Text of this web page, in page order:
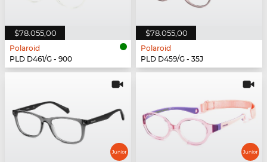
$78.055,00
Polaroid
PLD D461/G - 900
$78.055,00
Polaroid
PLD D459/G - 35J